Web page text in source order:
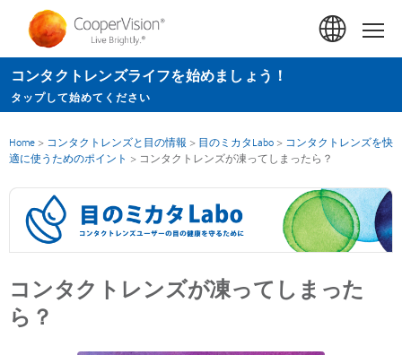
ン
コ
ン
ン
動
コンタクトレンズライフを始めましょう！
タップして始めてください
Home > コンタクトレンズと目の情報 > 目のミカタLabo > コンタクトレンズを快
適に使うためのポイント > コンタクトレンズが凍ってしまったら？
コンタクトレンズが凍ってしまった
ら？